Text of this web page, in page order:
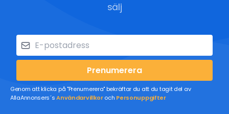
sälj
Prenumerera
Genom att klicka på "Prenumerera" bekräftar du att du tagit del av
AllaAnnonsers´sAnvändarvillkoroch Personuppgifter